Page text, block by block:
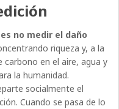
es no medir el daño
riqueza y, a la
carbono en el aire, agua y
la humanidad.
socialmente el
Cuando se pasa de lo